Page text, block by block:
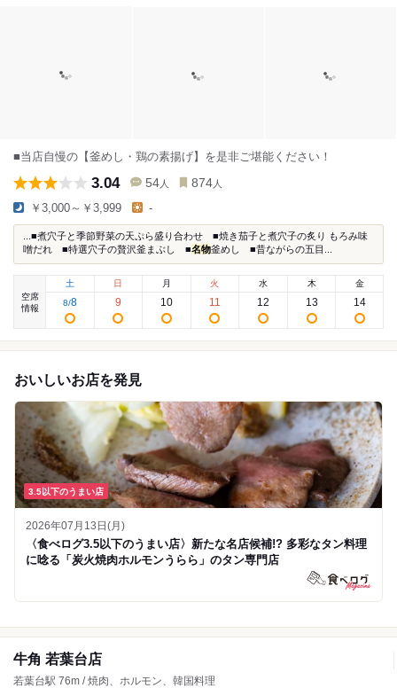
■当店自慢の【釜めし・鶏の素揚げ】を是非ご堪能ください！
3.04 54 人 874 人
￥3,000～￥3,999 -
...■煮穴子と季節野菜の天ぷら盛り合わせ ■焼き茄子と煮穴子の炙り もろみ味
噌だれ ■特選穴子の贅沢釜まぶし ■名物釜めし ■昔ながらの五目...
空席
情報
土
8/8
日
9
月
10
火
11
水
12
木
13
金
14
おいしいお店を発見
3.5以下のうまい店
2026年07月13日(月)
〈食べログ3.5以下のうまい店〉新たな名店候補!? 多彩なタン料理
に唸る「炭火焼肉ホルモンうらら」のタン専門店
牛角 若葉台店
若葉台駅 76m / 焼肉、ホルモン、韓国料理